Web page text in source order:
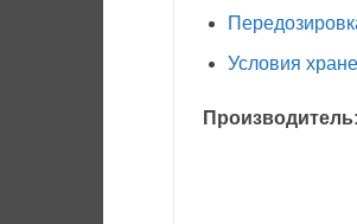
Условия
Производитель: